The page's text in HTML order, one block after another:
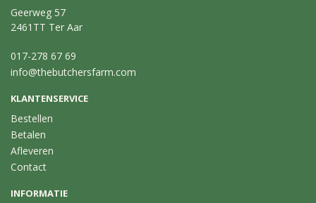
Geerweg 57
2461TT Ter Aar
017-278 67 69
info@thebutchersfarm.com
KLANTENSERVICE
Bestellen
Betalen
Afleveren
Contact
INFORMATIE